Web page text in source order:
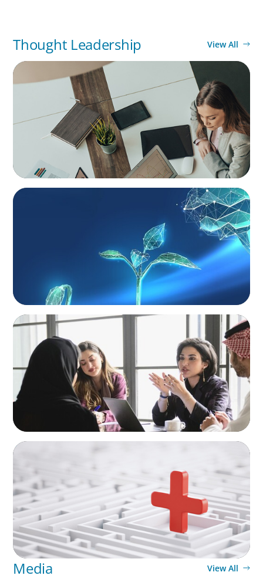
Thought Leadership View All
BLOG
Holistic Performance Management: A
Practical Guide for Managers
ARTICLES & PAPERS
Navigating Uncertainty: Private Equity's Next
ARTICLES & PAPERS
Recruiting Centralized Leadership for a
Diversified Family Conglomerate
ARTICLES & PAPERS
Without Disrupting Care Delivery
Media View All